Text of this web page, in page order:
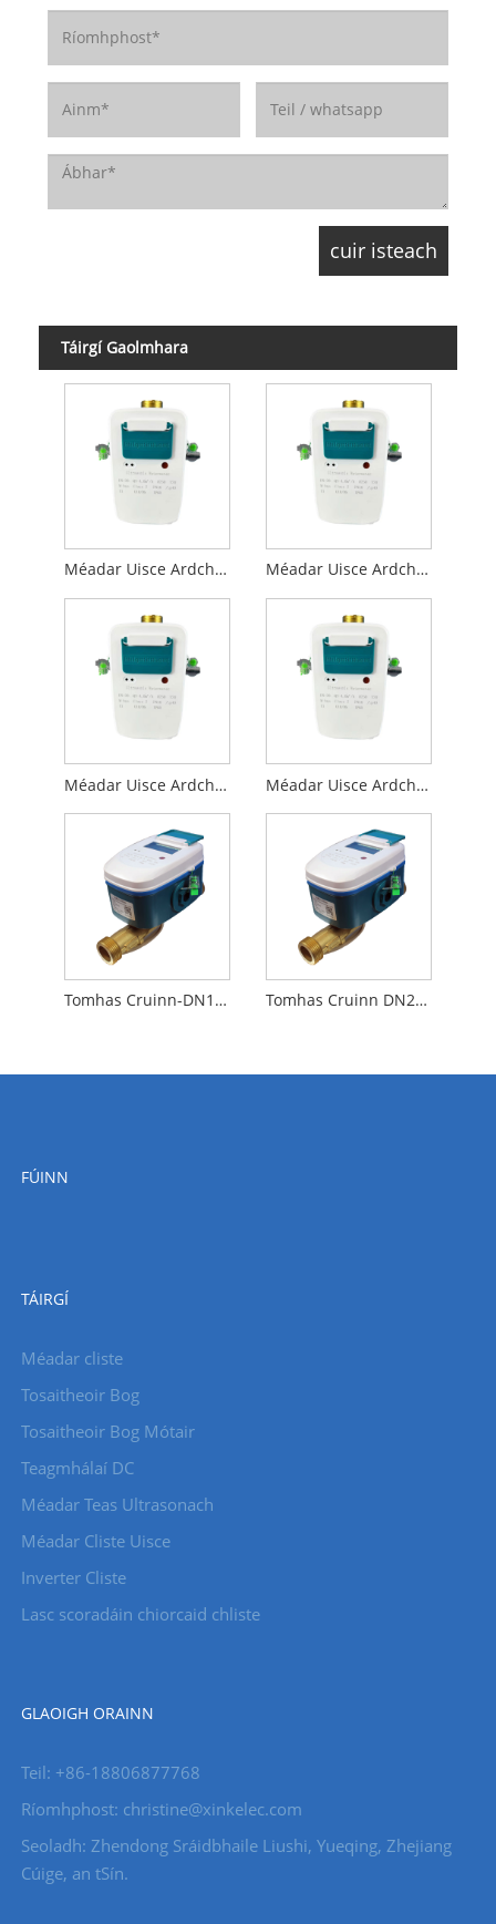
Táirgí Gaolmhara
Méadar Uisce Ardchaighdeáin DN20-Ultrasonic le Modbus RS485 (m-bus) Méadar Uisce Ardchaighdeáin-DN25-Ultrasonic le Modbus RS485 (m-bus)
Méadar Uisce Ardchaighdeáin-DN32-Ultrasonic le Modbus RS485 (m-bus) Méadar Uisce Ardchaighdeáin-DN40-Ultrasonic le Modbus RS485 (m-bus)
Tomhas Cruinn-DN15-NB-IOT Méadar Uisce Ultrasonach Tomhas Cruinn DN20-NB-IOT Méadar Uisce Ultrasonach
FÚINN
TÁIRGÍ
Méadar cliste
Tosaitheoir Bog
Tosaitheoir Bog Mótair
Teagmhálaí DC
Méadar Teas Ultrasonach
Méadar Cliste Uisce
Inverter Cliste
Lasc scoradáin chiorcaid chliste
GLAOIGH ORAINN
Teil: +86-18806877768
Ríomhphost: christine@xinkelec.com
Seoladh: Zhendong Sráidbhaile Liushi, Yueqing, Zhejiang
Cúige, an tSín.